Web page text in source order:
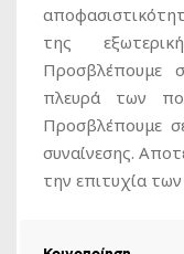
της
Προσβλέπουμε
πλευρά των
Προσβλέπουμε
συναίνεσης.
την επιτυχία